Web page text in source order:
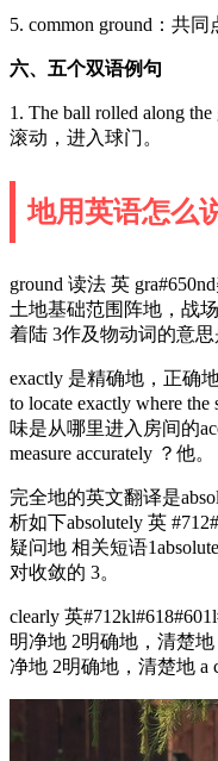
5. common ground：共同
六、五个双语例句
1. The ball rolled along
滚动，进入球门。
地用英语怎么
ground 读法 英
土地基础范围阵地，战
着陆 3作及物动词的意
exactly 是精确地，正确
to locate exactly where
味是从哪里进入房间的
measure accurately ？他。
完全地的英文翻译是
析如下absolutely 英
疑问地 相关短语
对收敛的 3。
clearly 英
明净地 2明确地，清楚
净地 2明确地，清楚地 a